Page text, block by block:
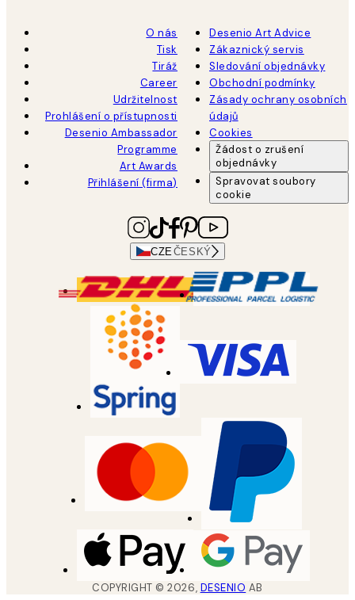
O nás
Tisk
Tiráž
Career
Udržitelnost
Prohlášení o přístupnosti
Desenio Ambassador
Programme
Art Awards
Přihlášení (firma)
Desenio Art Advice
Zákaznický servis
Sledování objednávky
Obchodní podmínky
Zásady ochrany osobních
údajů
Cookies
Žádost o zrušení
objednávky
Spravovat soubory
cookie
CZE ČESKÝ
COPYRIGHT ©2026, DESENIO AB